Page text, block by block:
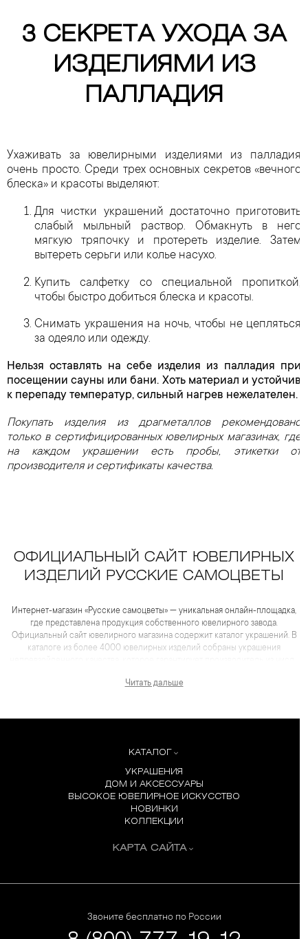
3 СЕКРЕТА УХОДА ЗА
ИЗДЕЛИЯМИ ИЗ
ПАЛЛАДИЯ
Ухаживать за ювелирными изделиями из палладия
очень просто. Среди трех основных секретов «вечного
блеска» и красоты выделяют:
Для чистки украшений достаточно приготовить
слабый мыльный раствор. Обмакнуть в него
мягкую тряпочку и протереть изделие. Затем
вытереть серьги или колье насухо.
Купить салфетку со специальной пропиткой,
чтобы быстро добиться блеска и красоты.
Снимать украшения на ночь, чтобы не цепляться
за одеяло или одежду.
Нельзя оставлять на себе изделия из палладия при
посещении сауны или бани. Хоть материал и устойчив
к перепаду температур, сильный нагрев нежелателен.
Покупать изделия из драгметаллов рекомендовано
только в сертифицированных ювелирных магазинах, где
на каждом украшении есть пробы, этикетки от
производителя и сертификаты качества.
ОФИЦИАЛЬНЫЙ САЙТ ЮВЕЛИРНЫХ
ИЗДЕЛИЙ РУССКИЕ САМОЦВЕТЫ
Интернет-магазин «Русские самоцветы» — уникальная онлайн-площадка,
где представлена продукция собственного ювелирного завода.
Официальный сайт ювелирного магазина содержит каталог украшений. В
каталоге из более 4000 ювелирных изделий собраны украшения
качественные фотографии и видеоматериалы, но и
Читать дальше
КАТАЛОГ
УКРАШЕНИЯ
ДОМ И АКСЕССУАРЫ
ВЫСОКОЕ ЮВЕЛИРНОЕ ИСКУССТВО
НОВИНКИ
КОЛЛЕКЦИИ
КАРТА САЙТА
Звоните бесплатно по России